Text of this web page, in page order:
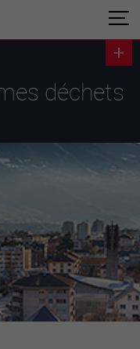
déchets